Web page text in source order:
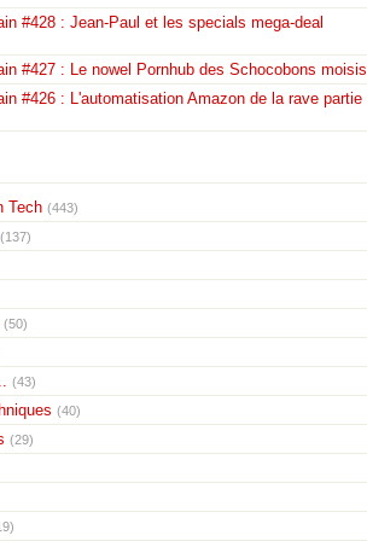
#428 : Jean-Paul et les specials mega-deal
#427 : Le nowel Pornhub des Schocobons moisis
#426 : L'automatisation Amazon de la rave partie
Tech (443)
(137)
(50)
(43)
(40)
(29)